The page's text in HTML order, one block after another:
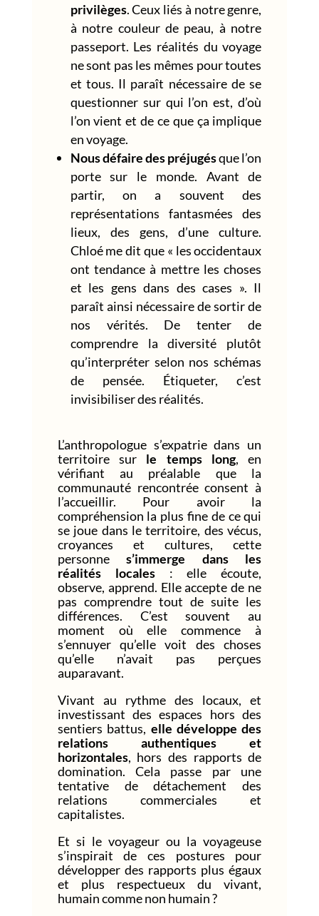
privilèges. Ceux liés à notre genre,
à notre couleur de peau, à notre
passeport. Les réalités du voyage
ne sont pas les mêmes pour toutes
et tous. Il paraît nécessaire de se
questionner sur qui l’on est, d’où
l’on vient et de ce que ça implique
en voyage.
Nous défaire des préjugésque l’on
porte sur le monde. Avant de
partir, on a souvent des
représentations fantasmées des
lieux, des gens, d’une culture.
Chloé me dit que « les occidentaux
ont tendance à mettre les choses
et les gens dans des cases ». Il
paraît ainsi nécessaire de sortir de
nos vérités. De tenter de
comprendre la diversité plutôt
qu’interpréter selon nos schémas
de pensée. Étiqueter, c’est
invisibiliser des réalités.
L’anthropologue s’expatrie dans un
territoire sur le temps long, en
vérifiant au préalable que la
communauté rencontrée consent à
l’accueillir. Pour avoir la
compréhension la plus fine de ce qui
se joue dans le territoire, des vécus,
croyances et cultures, cette
personnes’immerge dans les
réalités locales: elle écoute,
observe, apprend. Elle accepte de ne
pas comprendre tout de suite les
différences. C’est souvent au
moment où elle commence à
s’ennuyer qu’elle voit des choses
qu’elle n’avait pas perçues
auparavant.
Vivant au rythme des locaux, et
investissant des espaces hors des
sentiers battus, elle développe des
relations authentiques et
horizontales, hors des rapports de
domination. Cela passe par une
tentative de détachement des
relations commerciales et
capitalistes.
Et si le voyageur ou la voyageuse
s’inspirait de ces postures pour
développer des rapports plus égaux
et plus respectueux du vivant,
humain comme non humain ?